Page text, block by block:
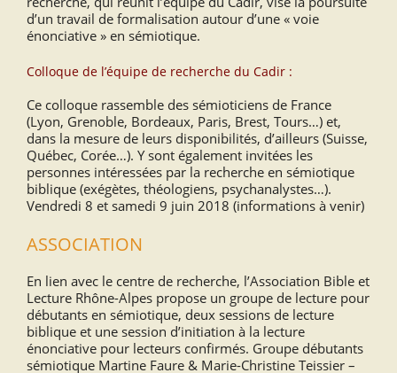
d’un travail de formalisation autour d’une « voie
énonciative » en sémiotique.
Colloque de l’équipe de recherche du Cadir :
Ce colloque rassemble des sémioticiens de France
(Lyon, Grenoble, Bordeaux, Paris, Brest, Tours…) et,
dans la mesure de leurs disponibilités, d’ailleurs (Suisse,
Québec, Corée…). Y sont également invitées les
personnes intéressées par la recherche en sémiotique
biblique (exégètes, théologiens, psychanalystes…).
Vendredi 8 et samedi 9 juin 2018 (informations à venir)
ASSOCIATION
En lien avec le centre de recherche, l’Association Bible et
Lecture Rhône-Alpes propose un groupe de lecture pour
débutants en sémiotique, deux sessions de lecture
biblique et une session d’initiation à la lecture
énonciative pour lecteurs confirmés. Groupe débutants
sémiotique Martine Faure & Marie-Christine Teissier –